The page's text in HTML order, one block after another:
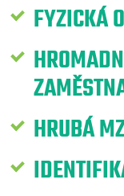
FYZICKÁ
HRUBÁ